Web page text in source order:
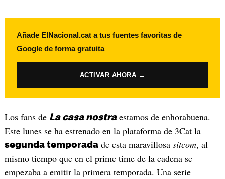
Añade ElNacional.cat a tus fuentes favoritas de
Google de forma gratuita
ACTIVAR AHORA →
Los fans de La casa nostraestamos de enhorabuena.
Este lunes se ha estrenado en la plataforma de 3Cat la
segunda temporadade esta maravillosa sitcom, al
mismo tiempo que en el prime time de la cadena se
empezaba a emitir la primera temporada. Una serie